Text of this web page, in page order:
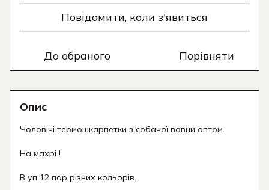
Повідомити, коли з'явиться
До обраного Порівняти
Опис
Чоловічі термошкарпетки з собачої вовни оптом.
На махрі !
В уп 12 пар різних кольорів.